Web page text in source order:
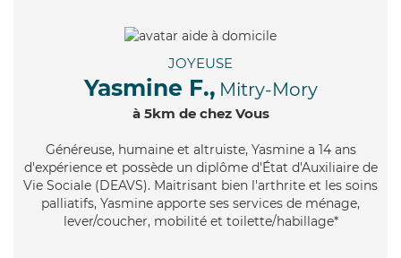
JOYEUSE
Yasmine F., Mitry-Mory
à 5km de chez Vous
Généreuse, humaine et altruiste, Yasmine a 14 ans
d'expérience et possède un diplôme d'État d'Auxiliaire de
Vie Sociale (DEAVS). Maitrisant bien l'arthrite et les soins
palliatifs, Yasmine apporte ses services de ménage,
lever/coucher, mobilité et toilette/habillage*